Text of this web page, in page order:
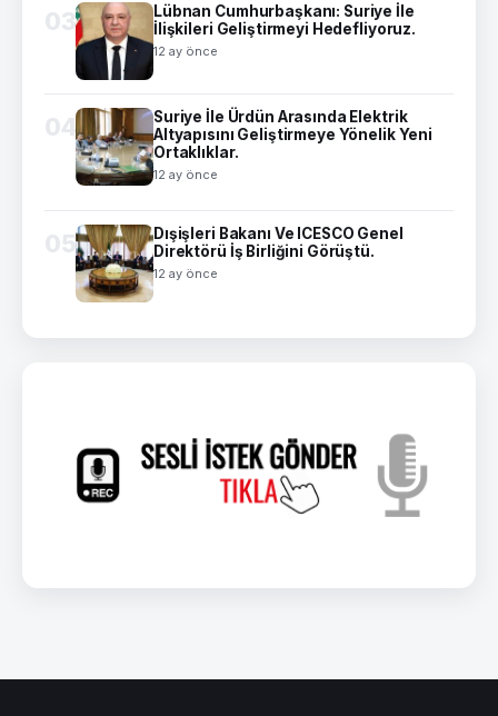
03
Lübnan Cumhurbaşkanı: Suriye İle
İlişkileri Geliştirmeyi Hedefliyoruz.
12 ay önce
04
Suriye İle Ürdün Arasında Elektrik
Altyapısını Geliştirmeye Yönelik Yeni
Ortaklıklar.
12 ay önce
05
Dışişleri Bakanı Ve ICESCO Genel
Direktörü İş Birliğini Görüştü.
12 ay önce